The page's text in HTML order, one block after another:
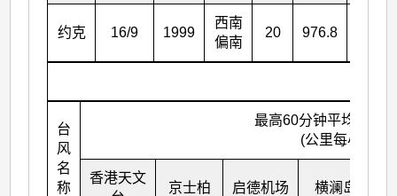
约克 16/9 1999
西南
偏南
20 976.8
台
风
名
称
最高60分钟平均风向
(公里每小时)
香港天文
京士柏 启德机场 横澜岛